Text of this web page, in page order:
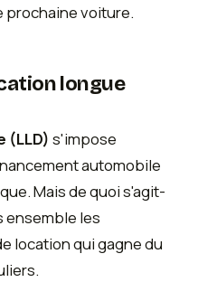
prochaine voiture.
longue
(LLD) s'impose
automobile
Mais de quoi s'agit-
ensemble les
location qui gagne du